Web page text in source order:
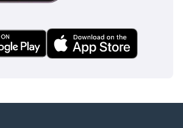
موقعنا الإلكتروني:
تواصل معنا: لمزيد
من التفاصيل، يرجى